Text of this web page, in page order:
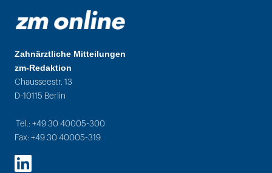
Zahnärztliche Mitteilungen
zm-Redaktion
Chausseestr. 13
D-10115 Berlin
Tel.: +49 30 40005-300
Fax: +49 30 40005-319